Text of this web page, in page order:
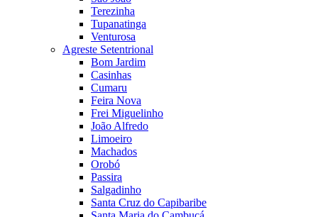
Terezinha
Tupanatinga
Venturosa
Agreste Setentrional
Bom Jardim
Casinhas
Cumaru
Feira Nova
Frei Miguelinho
João Alfredo
Limoeiro
Machados
Orobó
Passira
Salgadinho
Santa Cruz do Capibaribe